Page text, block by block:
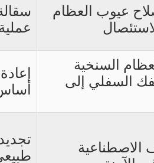
عيوب العظام
السنخية
السفلي إلى
الاصطناعية